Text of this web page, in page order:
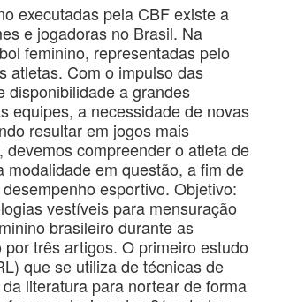
executadas pela CBF existe a
e jogadoras no Brasil. Na
feminino, representadas pelo
atletas. Com o impulso das
disponibilidade a grandes
equipes, a necessidade de novas
resultar em jogos mais
compreender o atleta de
em questão, a fim de
esportivo. Objetivo:
vestíveis para mensuração
brasileiro durante as
três artigos. O primeiro estudo
que se utiliza de técnicas de
literatura para nortear de forma